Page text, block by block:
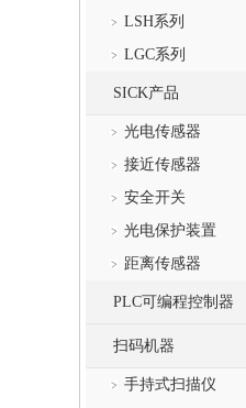
LSH系列
LGC系列
SICK产品
光电传感器
接近传感器
安全开关
光电保护装置
距离传感器
PLC可编程控制器
扫码机器
手持式扫描仪